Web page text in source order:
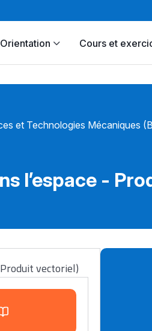
Orientation Cours et
et Technologies Mécaniques
l’espace -
vectoriel)